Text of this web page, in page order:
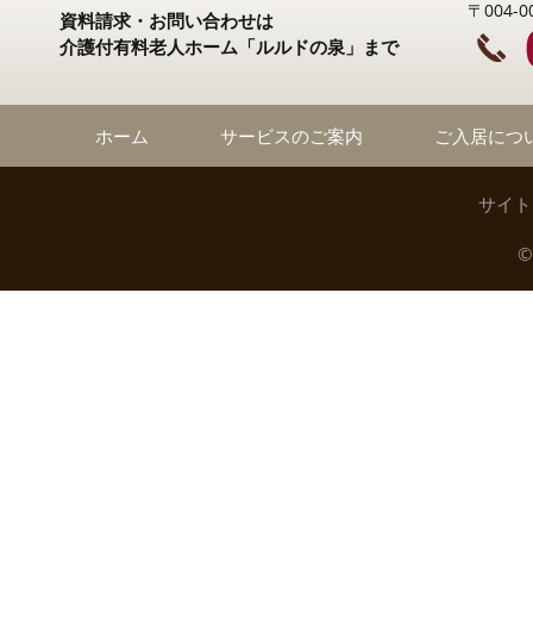
資料請求・お問い合わせは
介護付有料老人ホーム「ルルドの泉」まで
〒004-
ホーム サービスのご案内 ご入居につ
サイ
©